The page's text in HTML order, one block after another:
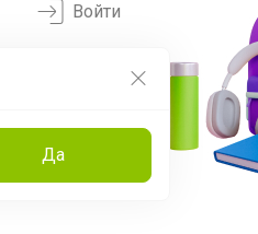
Да
Войти
Эксперты